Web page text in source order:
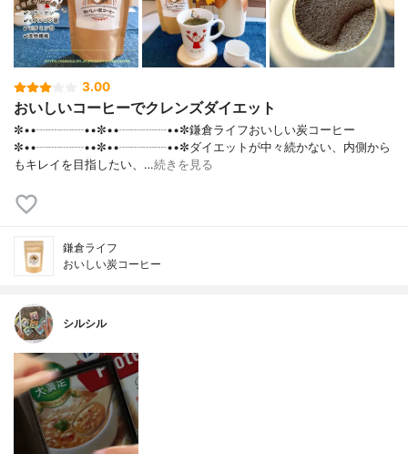
3.00
おいしいコーヒーでクレンズダイエット
✼••┈┈┈┈••✼••┈┈┈┈••✼鎌倉ライフおいしい炭コーヒー
✼••┈┈┈┈••✼••┈┈┈┈••✼ダイエットが中々続かない、内側から
もキレイを目指したい、…続きを見る
鎌倉ライフ
おいしい炭コーヒー
シルシル